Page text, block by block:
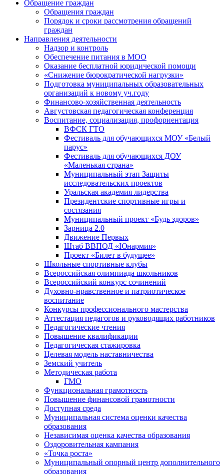
Обращение граждан
Обращения граждан
Порядок и сроки рассмотрения обращений
граждан
Направления деятельности
Надзор и контроль
Обеспечение питания в МОО
Оказание бесплатной юридической помощи
«Снижение бюрократической нагрузки»
Подготовка муниципальных образовательных
организаций к новому уч.году
Финансово-хозяйственная деятельность
Августовская педагогическая конференция
Воспитание, социализация, профориентация
ВФСК ГТО
Фестиваль для обучающихся МОУ «Белый
парус»
Фестиваль для обучающихся ДОУ
«Маленькая страна»
Муниципальный этап Защиты
исследовательских проектов
Уральская академия лидерства
Президентские спортивные игры и
состязания
Муниципальный проект «Будь здоров»
Зарница 2.0
Движение Первых
Штаб ВВПОД «Юнармия»
Проект «Билет в будущее»
Школьные спортивные клубы
Всероссийская олимпиада школьников
Всероссийский конкурс сочинений
Духовно-нравственное и патриотическое
воспитание
Конкурсы профессионального мастерства
Аттестация педагогов и руководящих работников
Педагогические чтения
Повышение квалификации
Педагогическая стажировка
Целевая модель наставничества
Земский учитель
Методическая работа
ГМО
Функциональная грамотность
Повышение финансовой грамотности
Доступная среда
Муниципальная система оценки качества
образования
Независимая оценка качества образования
Оздоровительная кампания
«Точка роста»
Муниципальный опорный центр дополнительного
образования